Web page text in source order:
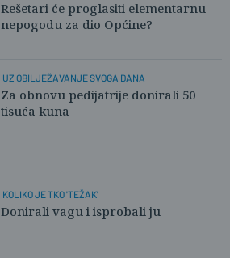
Rešetari će proglasiti elementarnu
nepogodu za dio Općine?
UZ OBILJEŽAVANJE SVOGA DANA
Za obnovu pedijatrije donirali 50
tisuća kuna
KOLIKO JE TKO 'TEŽAK'
Donirali vagu i isprobali ju